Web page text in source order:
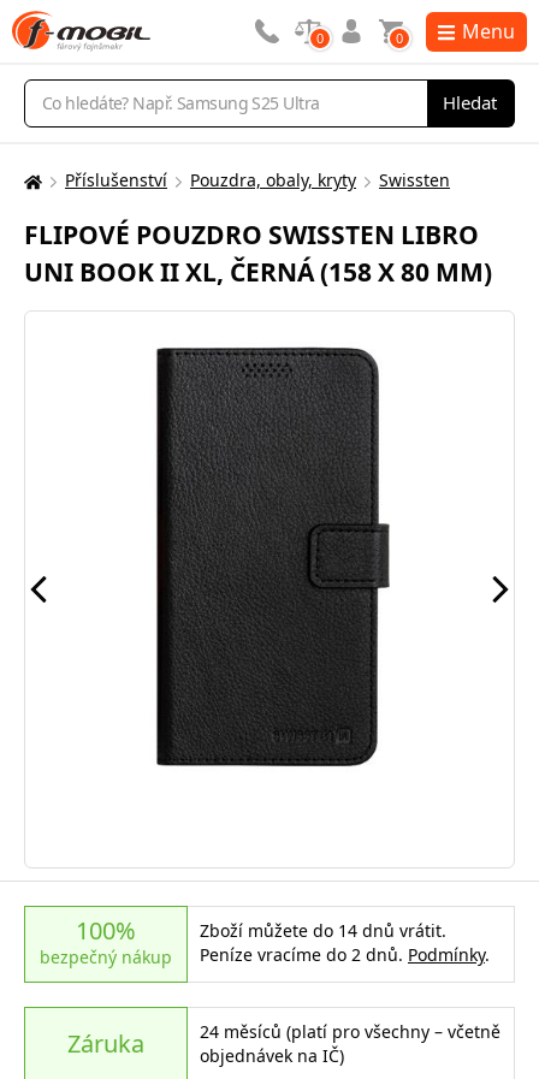
Vyhledávání
Hledat
0 0 Menu
Zde
nacházíte:
Příslušenství Pouzdra, obaly, kryty Swissten
FLIPOVÉ POUZDRO SWISSTEN LIBRO
UNI BOOK II XL, ČERNÁ (158 X 80 MM)
100%
bezpečný nákup
Zboží můžete do 14 dnů vrátit.
Peníze vracíme do 2 dnů. Podmínky.
Záruka
24 měsíců (platí pro všechny – včetně
objednávek na IČ)